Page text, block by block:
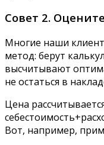
Совет 2.
Многие наши
метод: берут
высчитывают
не остаться в
Цена
Вот, например,